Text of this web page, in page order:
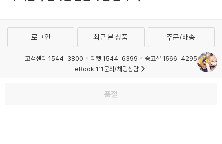
품절
로그인 최근 본 상품 주문/배송
고객센터 1544-3800 티켓 1544-6399
중고샵 1566-4295
eBook 1:1문의/채팅상담
개인정보처리방침